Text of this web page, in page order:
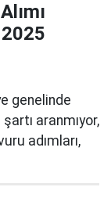
2025
genelinde
aranmıyor,
adımları,